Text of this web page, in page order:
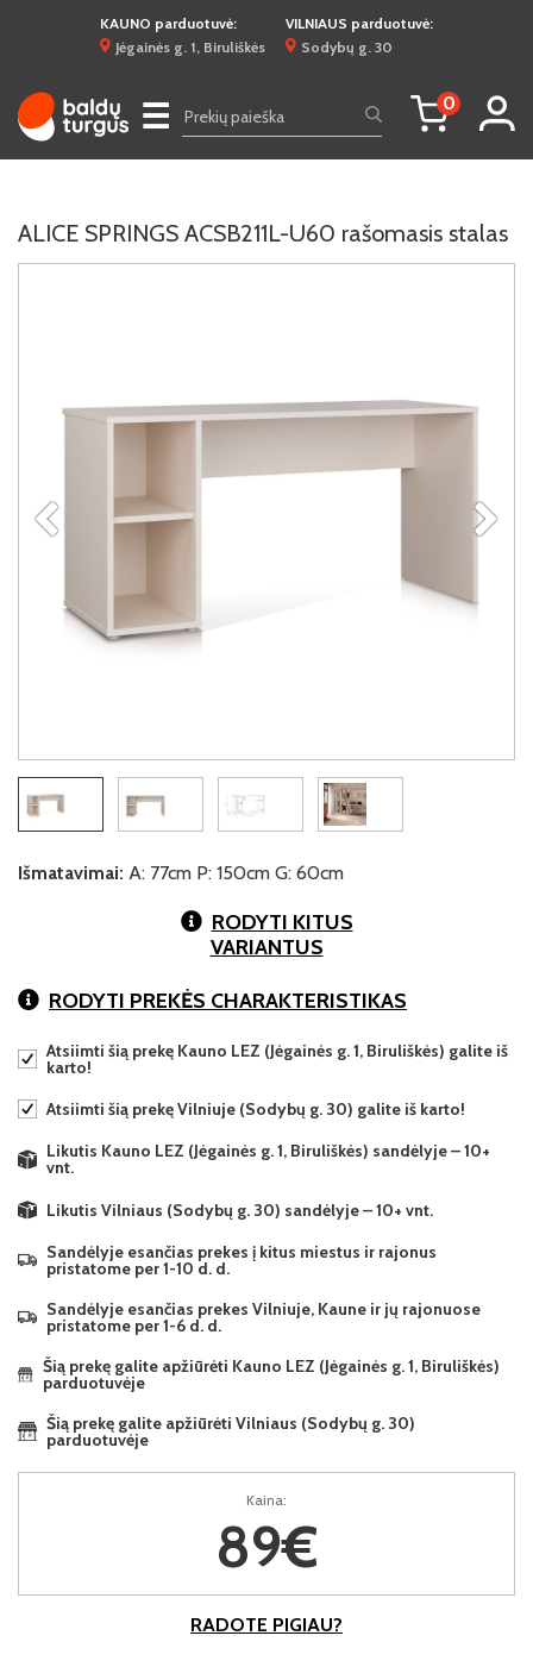
KAUNO parduotuvė:
Jėgainės g. 1, Biruliškės
VILNIAUS parduotuvė:
Sodybų g. 30
☰ 0
ALICE SPRINGS ACSB211L-U60 rašomasis stalas
Išmatavimai: A: 77cm P: 150cm G: 60cm
RODYTI KITUS
VARIANTUS
RODYTI PREKĖS CHARAKTERISTIKAS
Atsiimti šią prekę Kauno LEZ (Jėgainės g. 1, Biruliškės) galite iš
karto!
Atsiimti šią prekę Vilniuje (Sodybų g. 30) galite iš karto!
Likutis Kauno LEZ (Jėgainės g. 1, Biruliškės) sandėlyje – 10+
vnt.
Likutis Vilniaus (Sodybų g. 30) sandėlyje – 10+ vnt.
Sandėlyje esančias prekes į kitus miestus ir rajonus
pristatome per 1-10 d. d.
Sandėlyje esančias prekes Vilniuje, Kaune ir jų rajonuose
pristatome per 1-6 d. d.
Šią prekę galite apžiūrėti Kauno LEZ (Jėgainės g. 1, Biruliškės)
parduotuvėje
Šią prekę galite apžiūrėti Vilniaus (Sodybų g. 30)
parduotuvėje
Kaina:
89€
RADOTE PIGIAU?